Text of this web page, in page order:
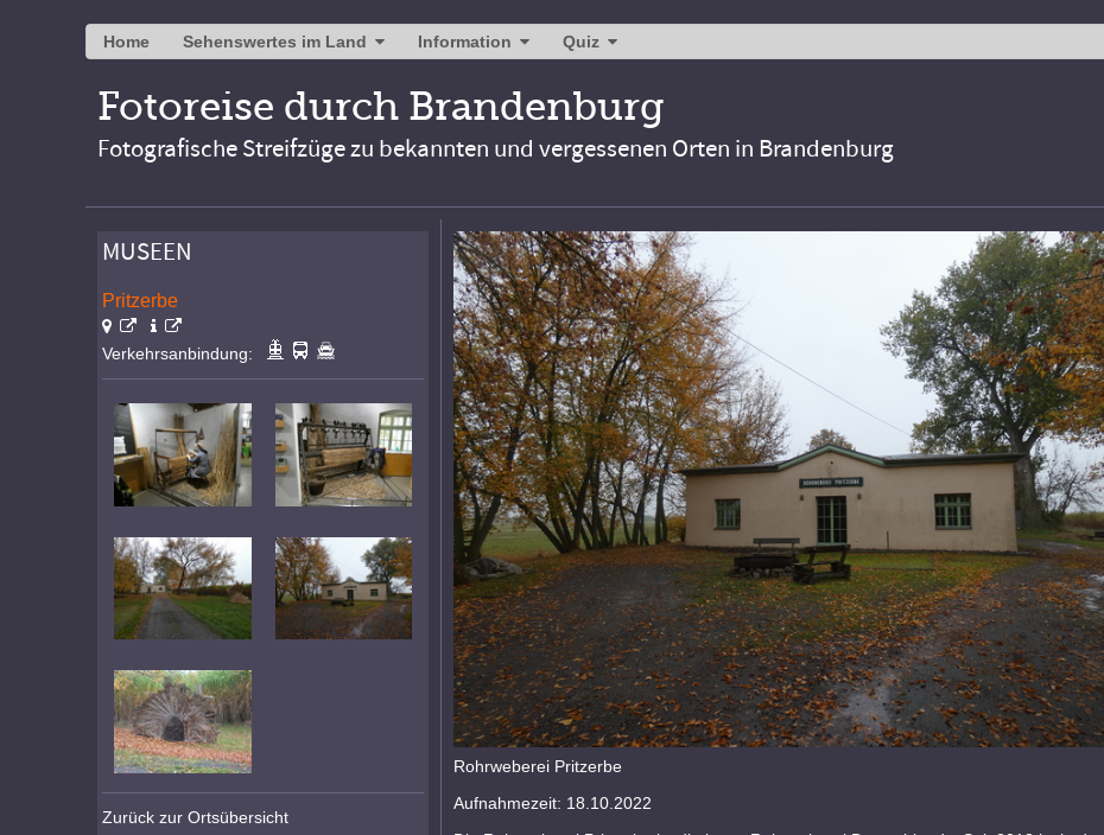
Home Sehenswertes im Land Information Quiz
Fotoreise durch Brandenburg
Fotografische Streifzüge zu bekannten und vergessenen Orten in Brandenburg
Rohrweberei Pritzerbe
Aufnahmezeit: 18.10.2022
MUSEEN
Pritzerbe
Verkehrsanbindung:
Zurück zur Ortsübersicht